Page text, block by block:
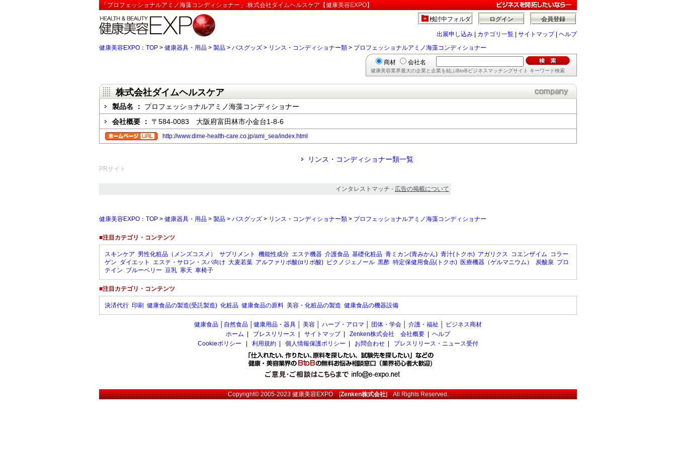
「プロフェッショナルアミノ海藻コンディショナー」:株式会社ダイムヘルスケア【健康美容EXPO】
会員登録
ログイン
検討中フォルダ
出展申し込み カテゴリ一覧 サイトマップ| ヘルプ
健康美容EXPO：TOP > 健康器具・用品 > 製品 > バスグッズ > リンス・コンディショナー類 > プロフェッショナルアミノ海藻コンディショナー
商材 会社名
健康美容業界最大の企業と企業を結ぶBtoBビジネスマッチングサイト キーワード検索
株式会社ダイムヘルスケア
製品名 ： プロフェッショナルアミノ海藻コンディショナー
会社概要 ： 〒584-0083 大阪府富田林市小金台1-8-6
http://www.dime-health-care.co.jp/ami_sea/index.html
リンス・コンディショナー類一覧
PRサイト
インタレストマッチ - 広告の掲載について
健康美容EXPO：TOP > 健康器具・用品 > 製品 > バスグッズ > リンス・コンディショナー類 > プロフェッショナルアミノ海藻コンディショナー
■注目カテゴリ・コンテンツ
スキンケア 男性化粧品（メンズコスメ） サプリメント 機能性成分 エステ機器 介護食品 基礎化粧品 青ミカン(青みかん) 青汁(トクホ) アガリクス コエンザイム コラー
ゲン ダイエット エステ・サロン・スパ向け 大麦若葉 アルファリポ酸(αリポ酸) ピクノジェノール 黒酢 特定保健用食品(トクホ) 医療機器（ゲルマニウム） 炭酸泉 プロ
テイン ブルーベリー 豆乳 寒天 車椅子
■注目カテゴリ・コンテンツ
決済代行 印刷 健康食品の製造(受託製造) 化粧品 健康食品の原料 美容・化粧品の製造 健康食品の機器設備
健康食品 自然食品 健康用品・器具 美容 ハーブ・アロマ 団体・学会 介護・福祉
ビジネス商材
ホーム
プレスリリース サイトマップ| Zenken株式会社 会社概要
ヘルプ
Cookieポリシー
利用規約 個人情報保護ポリシー お問合わせ プレスリリース・ニュース受付
Copyright© 2005-2023健康美容EXPO[Zenken株式会社] All Rights Reserved.